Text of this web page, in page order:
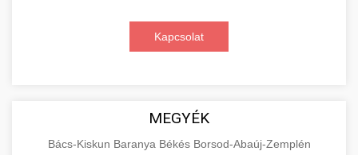
Kapcsolat
MEGYÉK
Bács-Kiskun Baranya Békés Borsod-Abaúj-Zemplén